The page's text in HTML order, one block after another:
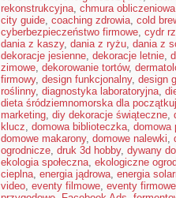
rekonstrukcyjna, chmura
city guide, coaching zdrowia, cold
cyberbezpieczeństwo firmowe, cydr
dania z kaszy, dania z ryżu, dania z
dekoracje jesienne, dekoracje letnie,
zimowe, dekorowanie tortów,
firmowy, design funkcjonalny, design
roślinny, diagnostyka laboratoryjna,
dieta śródziemnomorska dla
marketing, diy dekoracje świąteczne,
klucz, domowa biblioteczka, domowa
domowe makarony, domowe nalewki,
ogrodnicze, druk 3d hobby, dywany
ekologia społeczna, ekologiczne
cieplna, energia jądrowa, energia
video, eventy filmowe, eventy